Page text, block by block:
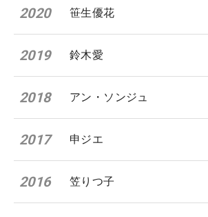
2020 笹生優花
2019 鈴木愛
2018 アン・ソンジュ
2017 申ジエ
2016 笠りつ子